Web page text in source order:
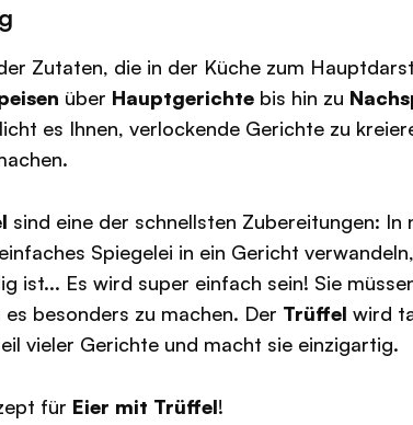
Zutaten, die in der Küche zum
über Hauptgerichte bis hin zu
es Ihnen, verlockende Gerichte zu
sind eine der schnellsten Zubereitungen: In
Spiegelei in ein Gericht
ist... Es wird super einfach sein! Sie
besonders zu machen. Der Trüffel wird
vieler Gerichte und macht sie einzigartig.
für Eier mit Trüffel!